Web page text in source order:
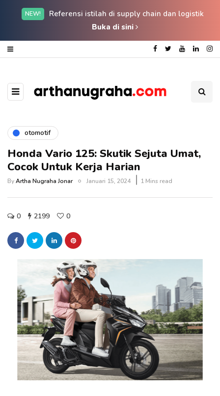
NEW!
Referensi istilah di supply chain dan logistik
Buka di sini
otomotif
Honda Vario 125: Skutik Sejuta Umat,
Cocok Untuk Kerja Harian
ByArtha Nugraha Jonar Januari 15, 2024 1 Mins read
0 2199 0